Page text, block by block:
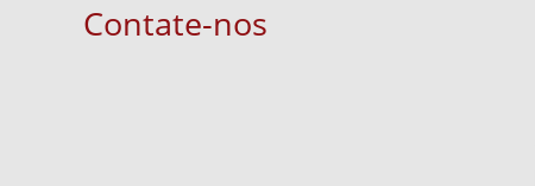
Contate-nos